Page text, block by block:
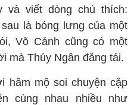
và viết dòng chú thích:
là bóng lưng của một
Võ Cảnh cũng có một
mà Thúy Ngân đăng tải.
hâm mộ soi chuyện cặp
cùng nhau nhiều như